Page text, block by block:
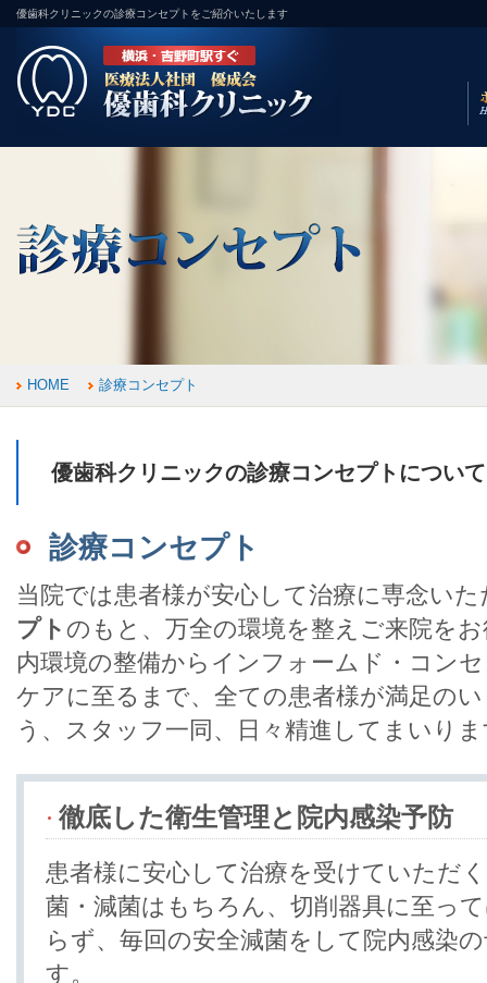
優歯科クリニックの診療コンセプトをご紹介いたします
HOME 診療コンセプト
優歯科クリニックの診療コンセプトについて
診療コンセプト
当院では患者様が安心して治療に専念い
プト のもと、万全の環境を整えご来院を
内環境の整備からインフォームド・コン
ケアに至るまで、全ての患者様が満足の
う、スタッフ一同、日々精進してまいり
徹底した衛生管理と院内感染予防
患者様に安心して治療を受けていただ
菌・減菌はもちろん、切削器具に至っ
らず、毎回の安全減菌をして院内感染
す。